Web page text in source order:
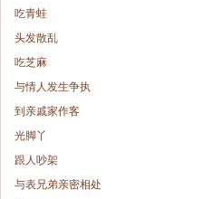
吃青蛙
头发散乱
吃芝麻
与情人发生争执
到亲戚家作客
光脚丫
跟人吵架
与表兄弟亲密相处